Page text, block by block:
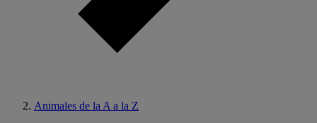
Animales de la A a la Z